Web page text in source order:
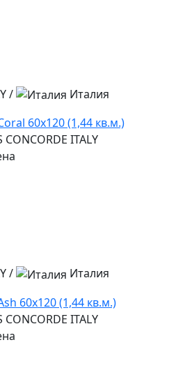
/
Италия
60х120 (1,44 кв.м.)
ITALY
/
Италия
60x120 (1,44 кв.м.)
ITALY